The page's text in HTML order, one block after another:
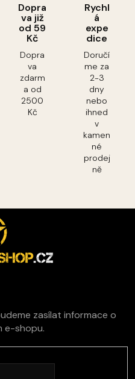
Dopra
va již
od 59
Kč
Dopra
va
zdarm
a od
2500
Kč
Rychl
á
expe
dice
Doručí
me za
2-3
dny
nebo
ihned
v
kamen
né
prodej
ně
zasílat informace o
e-shopu.